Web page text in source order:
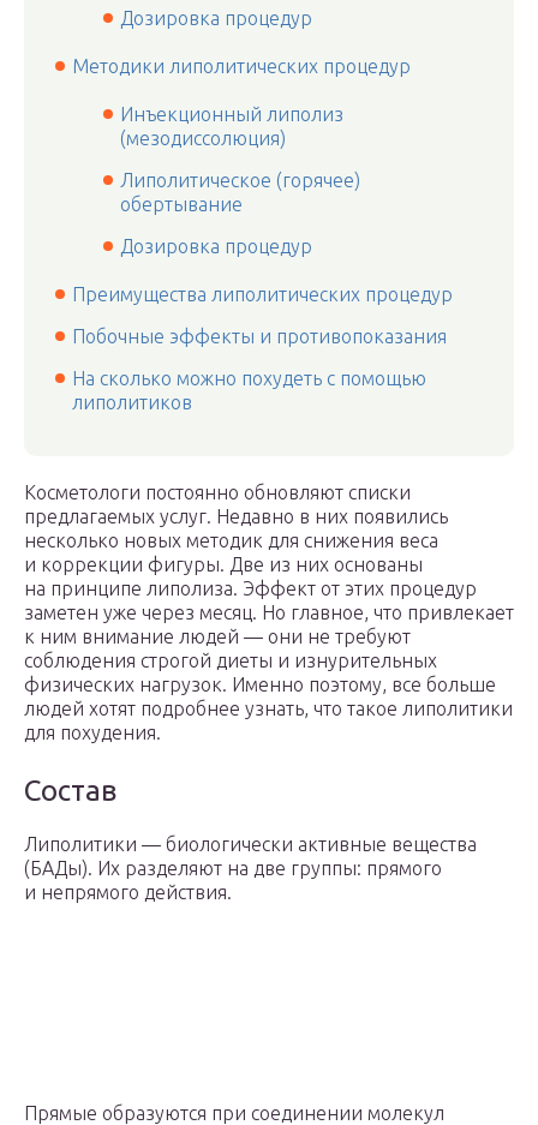
Дозировка процедур
Методики липолитических процедур
Инъекционный липолиз
(мезодиссолюция)
Липолитическое (горячее)
обертывание
Дозировка процедур
Преимущества липолитических процедур
Побочные эффекты и противопоказания
На сколько можно похудеть с помощью
липолитиков
Косметологи постоянно обновляют списки
предлагаемых услуг. Недавно в них появились
несколько новых методик для снижения веса
и коррекции фигуры. Две из них основаны
на принципе липолиза. Эффект от этих процедур
заметен уже через месяц. Но главное, что привлекает
к ним внимание людей — они не требуют
соблюдения строгой диеты и изнурительных
физических нагрузок. Именно поэтому, все больше
людей хотят подробнее узнать, что такое липолитики
для похудения.
Состав
Липолитики — биологически активные вещества
(БАДы). Их разделяют на две группы: прямого
и непрямого действия.
Прямые образуются при соединении молекул